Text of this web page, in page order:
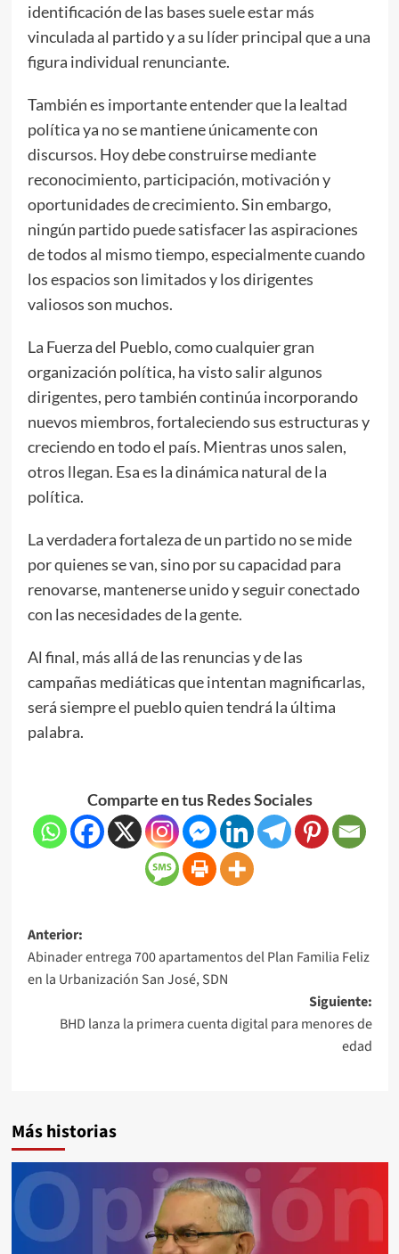
identificación de las bases suele estar más
vinculada al partido y a su líder principal que a una
figura individual renunciante.
También es importante entender que la lealtad
política ya no se mantiene únicamente con
discursos. Hoy debe construirse mediante
reconocimiento, participación, motivación y
oportunidades de crecimiento. Sin embargo,
ningún partido puede satisfacer las aspiraciones
de todos al mismo tiempo, especialmente cuando
los espacios son limitados y los dirigentes
valiosos son muchos.
La Fuerza del Pueblo, como cualquier gran
organización política, ha visto salir algunos
dirigentes, pero también continúa incorporando
nuevos miembros, fortaleciendo sus estructuras y
creciendo en todo el país. Mientras unos salen,
otros llegan. Esa es la dinámica natural de la
política.
La verdadera fortaleza de un partido no se mide
por quienes se van, sino por su capacidad para
renovarse, mantenerse unido y seguir conectado
con las necesidades de la gente.
Al final, más allá de las renuncias y de las
campañas mediáticas que intentan magnificarlas,
será siempre el pueblo quien tendrá la última
palabra.
Comparte en tus Redes Sociales
Anterior:
Abinader entrega 700 apartamentos del Plan Familia Feliz
en la Urbanización San José, SDN
Siguiente:
BHD lanza la primera cuenta digital para menores de
edad
Más historias